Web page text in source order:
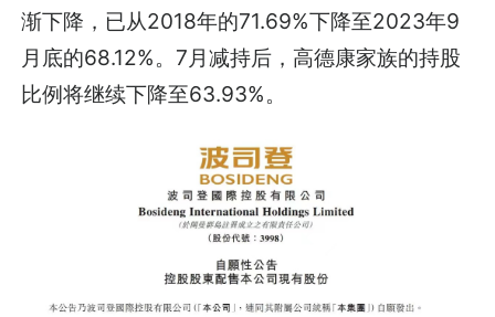
渐下降，已从2018年的71.69%下降至2023年9
月底的68.12%。7月减持后，高德康家族的持股
比例将继续下降至63.93%。